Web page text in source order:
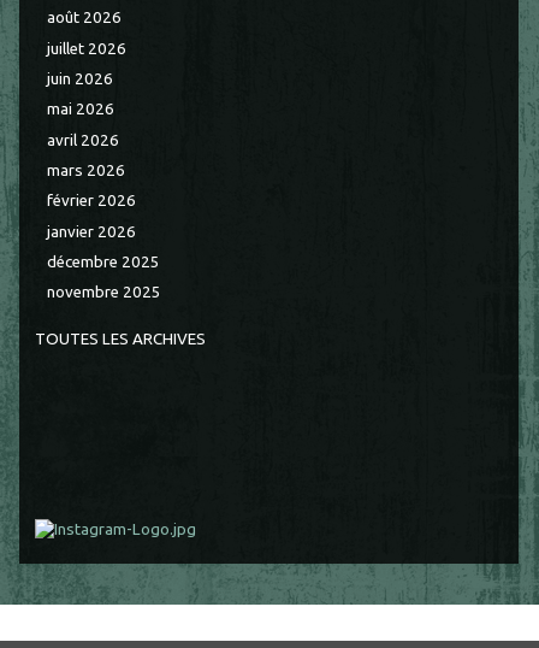
août 2026
juillet 2026
juin 2026
mai 2026
avril 2026
mars 2026
février 2026
janvier 2026
décembre 2025
novembre 2025
TOUTES LES ARCHIVES